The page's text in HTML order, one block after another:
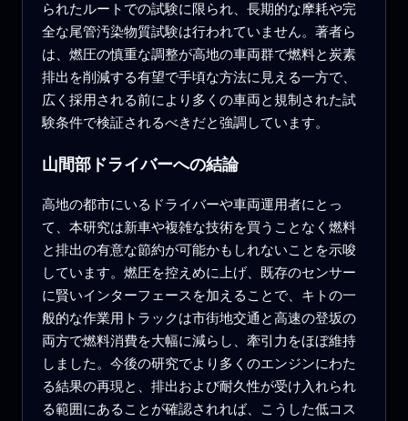
られたルートでの試験に限られ、長期的な摩耗や完
全な尾管汚染物質試験は行われていません。著者ら
は、燃圧の慎重な調整が高地の車両群で燃料と炭素
排出を削減する有望で手頃な方法に見える一方で、
広く採用される前により多くの車両と規制された試
験条件で検証されるべきだと強調しています。
山間部ドライバーへの結論
高地の都市にいるドライバーや車両運用者にとっ
て、本研究は新車や複雑な技術を買うことなく燃料
と排出の有意な節約が可能かもしれないことを示唆
しています。燃圧を控えめに上げ、既存のセンサー
に賢いインターフェースを加えることで、キトの一
般的な作業用トラックは市街地交通と高速の登坂の
両方で燃料消費を大幅に減らし、牽引力をほぼ維持
しました。今後の研究でより多くのエンジンにわた
る結果の再現と、排出および耐久性が受け入れられ
る範囲にあることが確認されれば、こうした低コス